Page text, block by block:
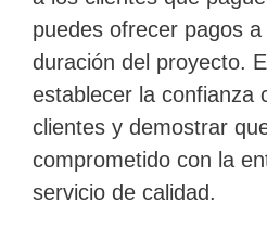
puedes ofrecer pagos
duración del proyecto.
establecer la confianza
clientes y demostrar
comprometido con la
servicio de calidad.